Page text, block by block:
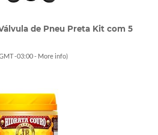
de Pneu Preta Kit com 5
-03:00 - More info)